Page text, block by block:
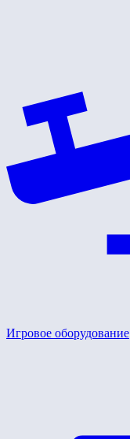
Игровое оборудование